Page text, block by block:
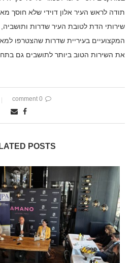
תודה לראש העיר אלון דוידי שלא חוסך
שירותי הדת לטובת העיר שדרות ותושביה,
המקצועיים בעיריית שדרות שהצטרפו
את השירות הטוב ביותר לתושבים גם
0 comment
POSTS